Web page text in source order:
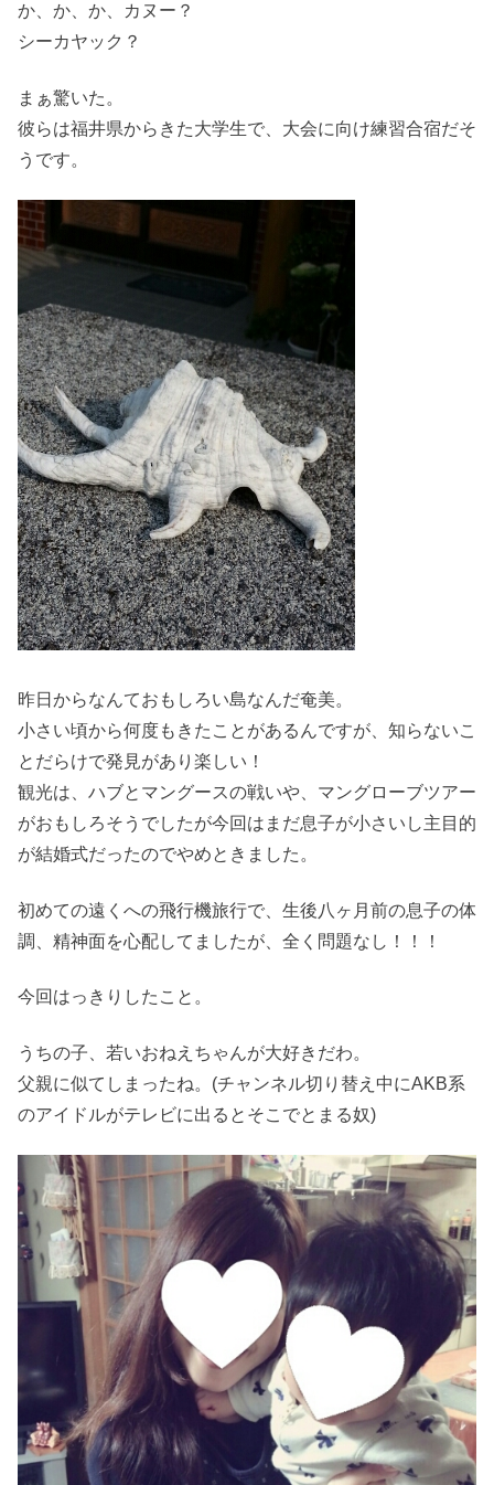
か、か、か、カヌー？
シーカヤック？
まぁ驚いた。
彼らは福井県からきた大学生で、大会に向け練習合宿だそ
うです。
昨日からなんておもしろい島なんだ奄美。
小さい頃から何度もきたことがあるんですが、知らないこ
とだらけで発見があり楽しい！
観光は、ハブとマングースの戦いや、マングローブツアー
がおもしろそうでしたが今回はまだ息子が小さいし主目的
が結婚式だったのでやめときました。
初めての遠くへの飛行機旅行で、生後八ヶ月前の息子の体
調、精神面を心配してましたが、全く問題なし！！！
今回はっきりしたこと。
うちの子、若いおねえちゃんが大好きだわ。
父親に似てしまったね。(チャンネル切り替え中にAKB系
のアイドルがテレビに出るとそこでとまる奴)